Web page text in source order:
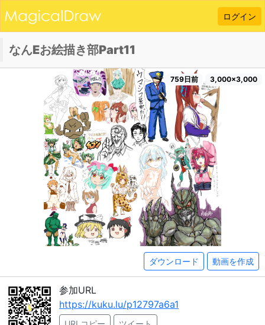
ログイン
なんEお絵描き部Part11
759日前 3,000×3,000
ダウンロード 動画を作成
参加URL
https://kuku.lu/p12797a6a1